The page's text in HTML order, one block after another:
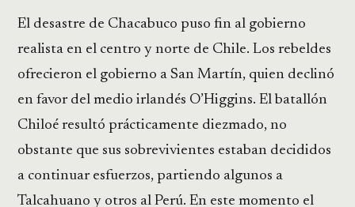
El desastre de Chacabuco puso fin al gobierno
realista en el centro y norte de Chile. Los rebeldes
ofrecieron el gobierno a San Martín, quien declinó
en favor del medio irlandés O’Higgins. El batallón
Chiloé resultó prácticamente diezmado, no
obstante que sus sobrevivientes estaban decididos
a continuar esfuerzos, partiendo algunos a
Talcahuano y otros al Perú. En este momento el